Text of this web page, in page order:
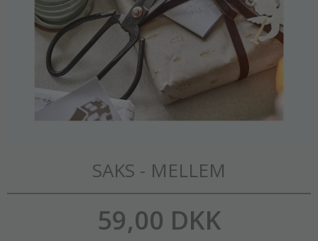
SAKS - MELLEM
59,00 DKK